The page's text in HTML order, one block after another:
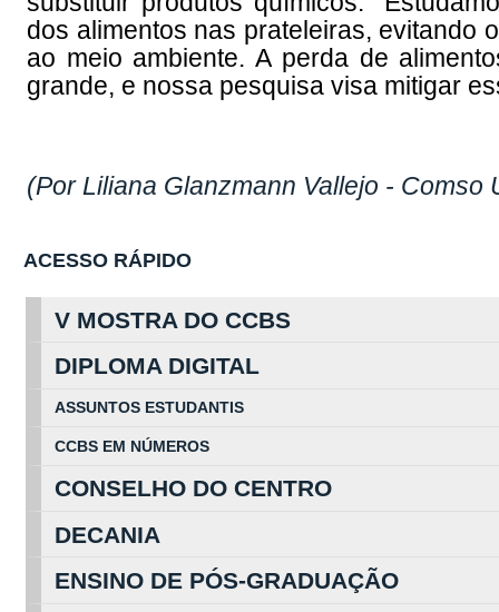
dos alimentos nas prateleiras, evitando
ao meio ambiente. A perda de
grande, e nossa pesquisa visa mitigar
(Por Liliana Glanzmann Vallejo - Comso
ACESSO RÁPIDO
V MOSTRA DO CCBS
DIPLOMA DIGITAL
ASSUNTOS ESTUDANTIS
CCBS EM NÚMEROS
CONSELHO DO CENTRO
DECANIA
ENSINO DE PÓS-GRADUAÇÃO